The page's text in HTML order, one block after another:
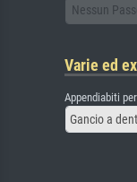
Nessun
Varie ed
Appendiabiti
Gancio a